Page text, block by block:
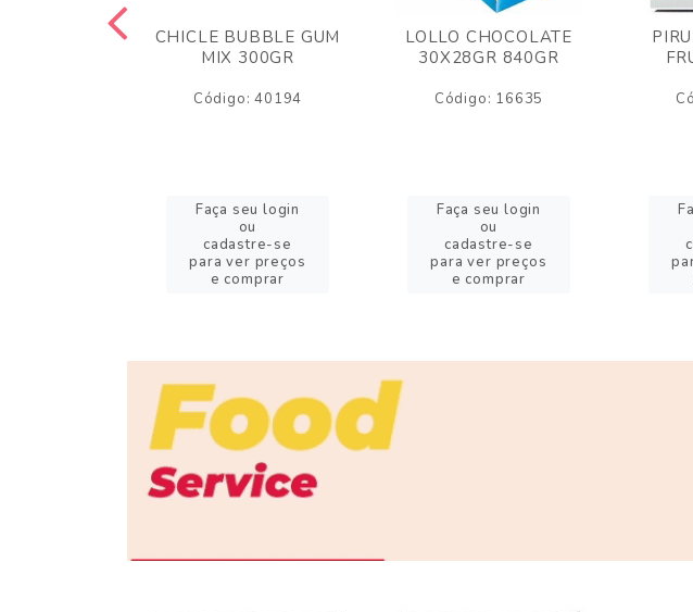
CHICLE BUBBLE GUM
MIX 300GR
Código: 40194
Faça seu login
ou
cadastre-se
para ver preços
e comprar
LOLLO CHOCOLATE
30X28GR 840GR
Código: 16635
Faça seu login
ou
cadastre-se
para ver preços
e comprar